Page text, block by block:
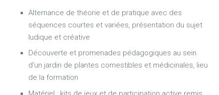
Alternance de théorie et de pratique avec des
séquences courtes et variées, présentation du sujet
ludique et créative
Découverte et promenades pédagogiques au sein
d’un jardin de plantes comestibles et médicinales, lieu
de la formation